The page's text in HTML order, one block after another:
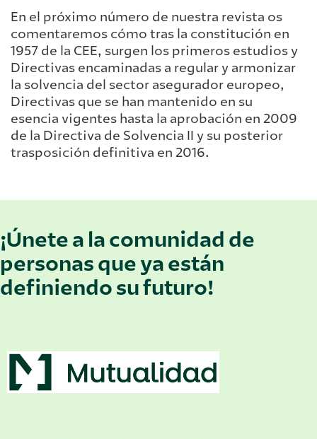
En el próximo número de nuestra revista os
comentaremos cómo tras la constitución en
1957 de la CEE, surgen los primeros estudios y
Directivas encaminadas a regular y armonizar
la solvencia del sector asegurador europeo,
Directivas que se han mantenido en su
esencia vigentes hasta la aprobación en 2009
de la Directiva de Solvencia II y su posterior
trasposición definitiva en 2016.
¡Únete a la comunidad de
personas que ya están
definiendo su futuro!